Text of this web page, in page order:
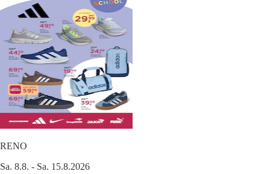
RENO
Sa. 8.8. - Sa. 15.8.2026